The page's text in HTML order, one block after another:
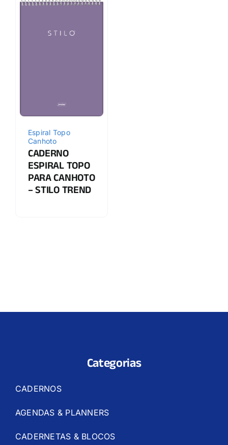
Espiral Topo
Canhoto
CADERNO
ESPIRAL TOPO
PARA CANHOTO
– STILO TREND
Categorias
CADERNOS
AGENDAS & PLANNERS
CADERNETAS & BLOCOS